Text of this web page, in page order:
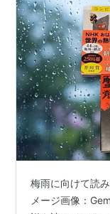
梅雨に向けて読
メージ画像：